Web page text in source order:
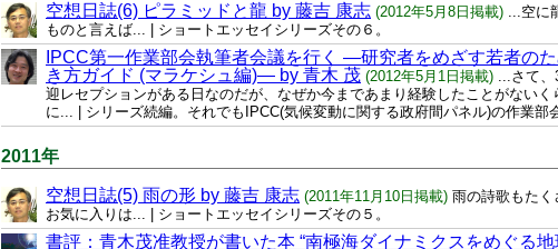
空想日誌(6) ピラミッドと龍 by 藤吉 康志 (2012年5月8日掲載) ...空に
ものと言えば... | ショートエッセイシリーズその６。
IPCC第一作業部会執筆者会議を行く —研究者をめざす若者の
き方ガイド (マラケシュ編)— by 青木 茂 (2012年5月1日掲載) ...さて、
迎レセプションがある日なのだが、なぜか今まであまり経験したことがないく
に... | シリーズ続編。それでもIPCC(気候変動に関する政府間パネル)の作業部
2011年
空想日誌(5) 雨の形 by 藤吉 康志 (2011年11月10日掲載) 雨の詩歌もた
お気に入りは... | ショートエッセイシリーズその５。
書評：青木茂准教授が書いた本 “南極海ダイナミクスをめぐる地